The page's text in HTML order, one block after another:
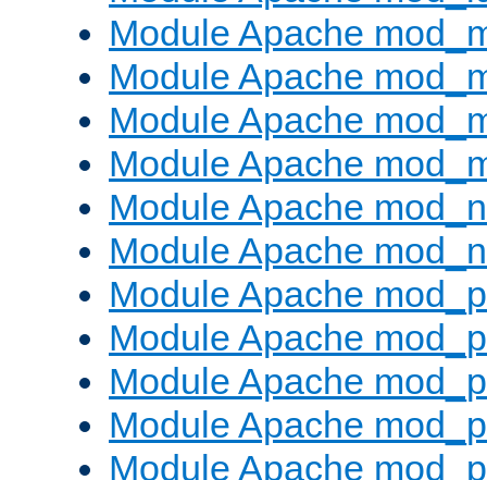
Module Apache
Module Apache
Module Apache
Module Apache
Module Apache
Module Apache
Module Apache
Module Apache
Module Apache
Module Apache
Module Apache